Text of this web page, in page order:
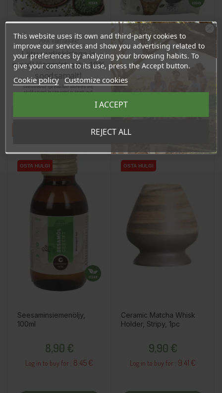
Lentils, Green, 400g
Price
6,81 €
Log in to buy for : 6.47 €
Seesaminsiemenet, 250g
Price
5,49 €
OSTA HULGI
OSTA HULGI
Seesaminsiemenöljy,
100ml
8,90 €
Log in to buy for : 8.45 €
OSTA HULGI
Ceramic Matcha Whisk
Holder, Stripy, 1pc
9,90 €
Log in to buy for : 9.41 €
This website uses its own and third-party cookies to
improve our services and show you advertising related to
your preferences by analyzing your browsing habits. To
give your consent to its use, press the Accept button.
Cookie policy Customize cookies
REJECT ALL
I ACCEPT
Ära veel lahku!
Liitu uudiskirjaga ja
naudi järgmist ostu 10%
soodsamalt!
Sind ootavad spetsiaalsed allahindlused,
eksklusiivsed kampaaniad ja kingitused!